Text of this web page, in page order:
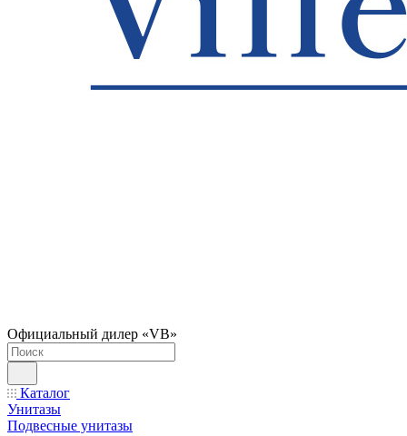
Официальный дилер «VB»
Каталог
Унитазы
Подвесные унитазы